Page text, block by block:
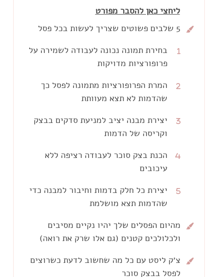
ליחצי כאן להסבר מפורט
5 שלבים פשוטים שצריך לעשות בכל פסל
בחירת תמונה נכונה לעבודה לשמירה על
פרופורציות מדויקות
כדי שתוכלי להוציא את הפרופורציות
בצורה פשוטה ומדוייקת ובסופו של דבר
בתמונה.
המרת הפרופורציות מתמונה לפסל כך
שהדמות לא תצא מעוותת
איך הופכים את התמונה הדו מימדית
לפסל תלת מימדי כך שהפרופורציות
יצירת מבנה יציב למניעת סדקים בבצק
וקריסה של הדמות
בחירת המבנה הנכון בהתאם לגודל הדמות
ולתנועה שאנחנו רוצות להקנות לה כך
בבצק והדמות לא תקרוס.
הכנת בצק סוכר לעבודה רציפה ללא
עיכובים
איך מגיעים לגוון המדוייק שאני רוצה
ואיך אני יודעת מראש מה גודל חתיכת
שנוכל לעבוד מהר ללא עיכובים.
יצירת כל חלק בדמות וחיבור למבנה כדי
שהדמות תצא מושלמת
אכיר לך את הצורות הבסיסיות שמרכיבות
כל חלק בדמות, אראה לך איך להשתמש
לחבר את החלקים השונים (כולל הפרטים
מהיום הפסלים שלך יהיו נקיים מסיבים
ולכלולכים קטנים (גם אלו שרק את רואה)
אני מסבירה איך להכין את סביבת העבודה
עוד לפני שמתחילים לעבוד כדי להגיע
צ׳ק ליסט עם כל מה שחשוב לדעת כשרוצים
לפסל בבצק סוכר